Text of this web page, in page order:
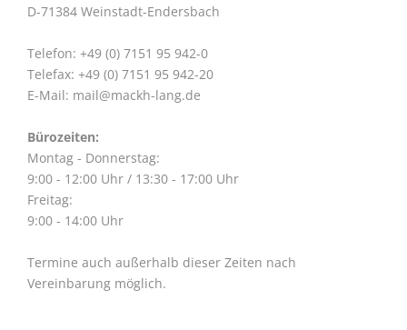
D-71384 Weinstadt-Endersbach
Telefon: +49 (0) 7151 95 942-0
Telefax: +49 (0) 7151 95 942-20
E-Mail: mail@mackh-lang.de
Bürozeiten:
Montag - Donnerstag:
9:00 - 12:00 Uhr / 13:30 - 17:00 Uhr
Freitag:
9:00 - 14:00 Uhr
Termine auch außerhalb dieser Zeiten nach
Vereinbarung möglich.